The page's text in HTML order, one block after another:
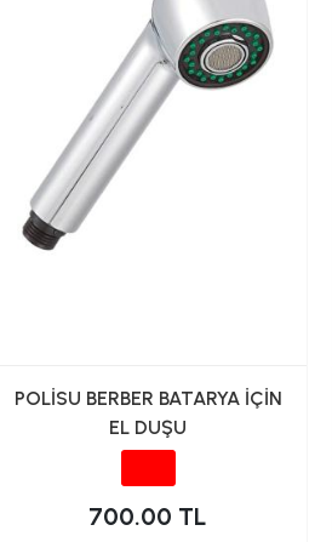
POLİSU BERBER BATARYA İÇİN
EL DUŞU
700.00 TL